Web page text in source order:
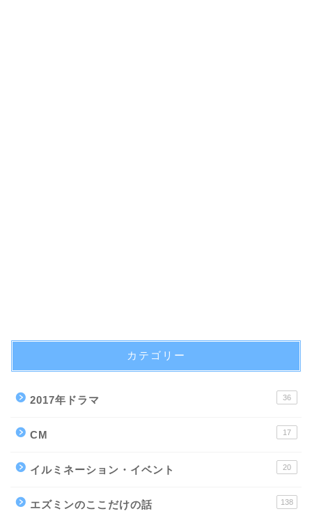
カテゴリー
2017年ドラマ 36
CM 17
イルミネーション・イベント 20
エズミンのここだけの話 138